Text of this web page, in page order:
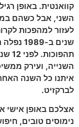
קוואנטית. באופן
השני, אבל כשהם
שנים
השנייה, ועירק
איתנו כל השנה
לברקזיט.
אצלכם באופן אישי
נימוסים טובים,